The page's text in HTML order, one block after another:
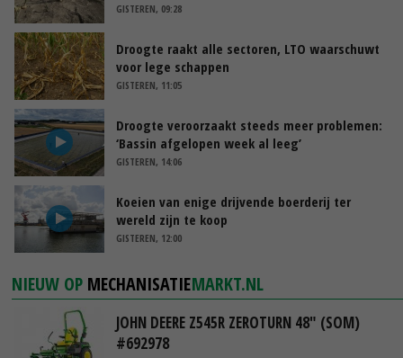
GISTEREN, 09:28
Droogte raakt alle sectoren, LTO waarschuwt
voor lege schappen
GISTEREN, 11:05
Droogte veroorzaakt steeds meer problemen:
‘Bassin afgelopen week al leeg’
GISTEREN, 14:06
Koeien van enige drijvende boerderij ter
wereld zijn te koop
GISTEREN, 12:00
NIEUW OP MECHANISATIEMARKT.NL
JOHN DEERE Z545R ZEROTURN 48" (SOM)
#692978